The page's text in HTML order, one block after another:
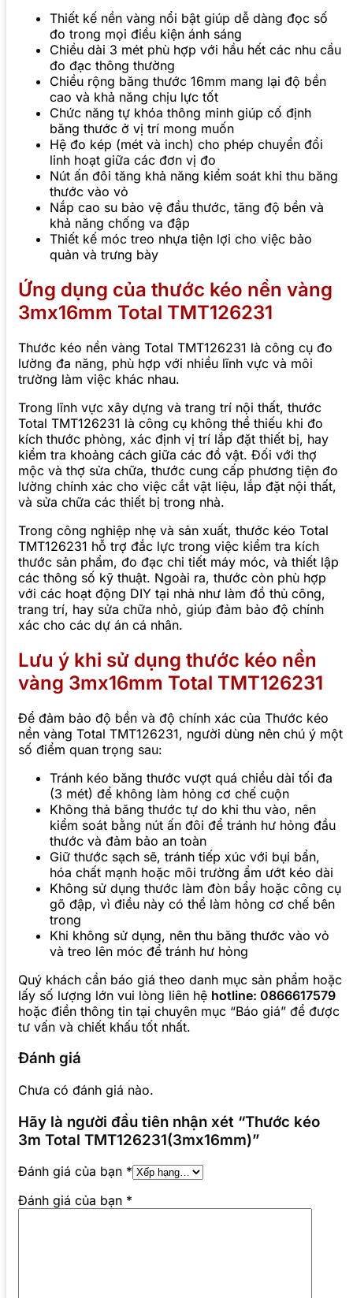
Thiết kế nền vàng nổi bật giúp dễ dàng đọc số
đo trong mọi điều kiện ánh sáng
Chiều dài 3 mét phù hợp với hầu hết các nhu cầu
đo đạc thông thường
Chiều rộng băng thước 16mm mang lại độ bền
cao và khả năng chịu lực tốt
Chức năng tự khóa thông minh giúp cố định
băng thước ở vị trí mong muốn
Hệ đo kép (mét và inch) cho phép chuyển đổi
linh hoạt giữa các đơn vị đo
Nút ấn đôi tăng khả năng kiểm soát khi thu băng
thước vào vỏ
Nắp cao su bảo vệ đầu thước, tăng độ bền và
khả năng chống va đập
Thiết kế móc treo nhựa tiện lợi cho việc bảo
quản và trưng bày
Ứng dụng của thước kéo nền vàng
3mx16mm Total TMT126231
Thước kéo nền vàng Total TMT126231 là công cụ đo
lường đa năng, phù hợp với nhiều lĩnh vực và môi
trường làm việc khác nhau.
Trong lĩnh vực xây dựng và trang trí nội thất, thước
Total TMT126231 là công cụ không thể thiếu khi đo
kích thước phòng, xác định vị trí lắp đặt thiết bị, hay
kiểm tra khoảng cách giữa các đồ vật. Đối với thợ
mộc và thợ sửa chữa, thước cung cấp phương tiện đo
lường chính xác cho việc cắt vật liệu, lắp đặt nội thất,
và sửa chữa các thiết bị trong nhà.
Trong công nghiệp nhẹ và sản xuất, thước kéo Total
TMT126231 hỗ trợ đắc lực trong việc kiểm tra kích
thước sản phẩm, đo đạc chi tiết máy móc, và thiết lập
các thông số kỹ thuật. Ngoài ra, thước còn phù hợp
với các hoạt động DIY tại nhà như làm đồ thủ công,
trang trí, hay sửa chữa nhỏ, giúp đảm bảo độ chính
xác cho các dự án cá nhân.
Lưu ý khi sử dụng thước kéo nền
vàng 3mx16mm Total TMT126231
Để đảm bảo độ bền và độ chính xác của Thước kéo
nền vàng Total TMT126231, người dùng nên chú ý một
số điểm quan trọng sau:
Tránh kéo băng thước vượt quá chiều dài tối đa
(3 mét) để không làm hỏng cơ chế cuộn
Không thả băng thước tự do khi thu vào, nên
kiểm soát bằng nút ấn đôi để tránh hư hỏng đầu
thước và đảm bảo an toàn
Giữ thước sạch sẽ, tránh tiếp xúc với bụi bẩn,
hóa chất mạnh hoặc môi trường ẩm ướt kéo dài
Không sử dụng thước làm đòn bẩy hoặc công cụ
gõ đập, vì điều này có thể làm hỏng cơ chế bên
trong
Khi không sử dụng, nên thu băng thước vào vỏ
và treo lên móc để tránh hư hỏng
Quý khách cần báo giá theo danh mục sản phẩm hoặc
lấy số lượng lớn vui lòng liên hệ hotline: 0866617579
hoặc điền thông tin tại chuyên mục “Báo giá” để được
tư vấn và chiết khấu tốt nhất.
Đánh giá
Chưa có đánh giá nào.
Hãy là người đầu tiên nhận xét “Thước kéo
3m Total TMT126231(3mx16mm)”
Đánh giá của bạn *
Đánh giá của bạn *